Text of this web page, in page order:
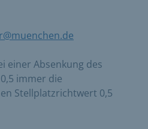
einer Absenkung des
immer die
Stellplatzrichtwert 0,5